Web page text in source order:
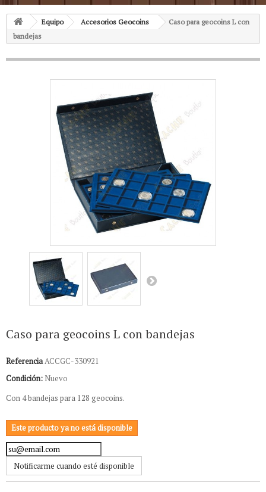
Equipo Accesorios Geocoins
Caso para geocoins L con
bandejas
Caso para geocoins L con bandejas
ReferenciaACCGC-330921
Condición: Nuevo
Con 4 bandejas para 128 geocoins.
Este producto ya no está disponible
Notificarme cuando esté disponible